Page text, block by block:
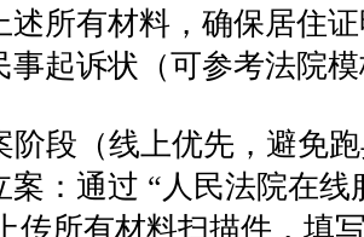
述所有材料，确保居住
事起诉状（可参考法院
阶段（线上优先，避免
案：通过 “人民法院在
传所有材料扫描件，填